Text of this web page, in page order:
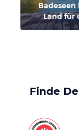
Badeseen
Land für
Finde